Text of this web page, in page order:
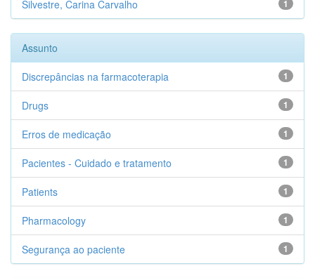
1
Silvestre, Carina Carvalho
Assunto
1
Discrepâncias na farmacoterapia
1
Drugs
1
Erros de medicação
1
Pacientes - Cuidado e tratamento
1
Patients
1
Pharmacology
1
Segurança ao paciente